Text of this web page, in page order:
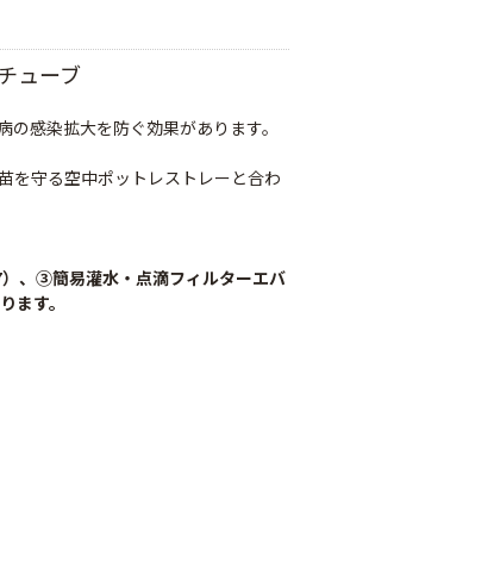
ューブ
感染拡大を防ぐ効果があります。
を守る空中ポットレストレーと合わ
、③簡易灌水・点滴フィルターエバ
ます。